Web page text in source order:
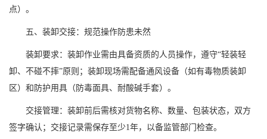
点）。
五、装卸交接：规范操作防患未然
装卸要求：装卸作业需由具备资质的人员操作，遵守“轻装轻
卸、不碰不摔”原则；装卸现场需配备通风设备（如有毒物质装卸
区）和防护用具（防毒面具、耐酸碱手套）。
交接管理：装卸前后需核对货物名称、数量、包装状态，双方
签字确认；交接记录需保存至少1年，以备监管部门检查。